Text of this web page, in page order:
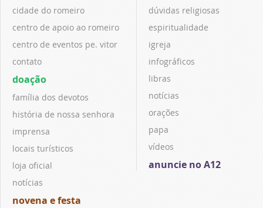
cidade do romeiro
centro de apoio ao romeiro
centro de eventos pe. vitor
contato
doação
família dos devotos
história de nossa senhora
imprensa
locais turísticos
loja oficial
notícias
novena e festa
dúvidas religiosas
espiritualidade
igreja
infográficos
libras
notícias
orações
papa
vídeos
anuncie no A12